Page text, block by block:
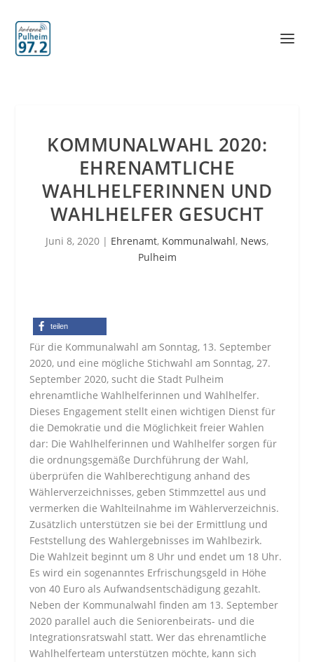
KOMMUNALWAHL 2020:
EHRENAMTLICHE
WAHLHELFERINNEN UND
WAHLHELFER GESUCHT
Juni 8, 2020 | Ehrenamt, Kommunalwahl, News,
Pulheim
teilen
Für die Kommunalwahl am Sonntag, 13. September
2020, und eine mögliche Stichwahl am Sonntag, 27.
September 2020, sucht die Stadt Pulheim
ehrenamtliche Wahlhelferinnen und Wahlhelfer.
Dieses Engagement stellt einen wichtigen Dienst für
die Demokratie und die Möglichkeit freier Wahlen
dar: Die Wahlhelferinnen und Wahlhelfer sorgen für
die ordnungsgemäße Durchführung der Wahl,
überprüfen die Wahlberechtigung anhand des
Wählerverzeichnisses, geben Stimmzettel aus und
vermerken die Wahlteilnahme im Wählerverzeichnis.
Zusätzlich unterstützen sie bei der Ermittlung und
Feststellung des Wahlergebnisses im Wahlbezirk.
Die Wahlzeit beginnt um 8 Uhr und endet um 18 Uhr.
Es wird ein sogenanntes Erfrischungsgeld in Höhe
von 40 Euro als Aufwandsentschädigung gezahlt.
Neben der Kommunalwahl finden am 13. September
2020 parallel auch die Seniorenbeirats- und die
Integrationsratswahl statt. Wer das ehrenamtliche
Wahlhelferteam unterstützen möchte, kann sich